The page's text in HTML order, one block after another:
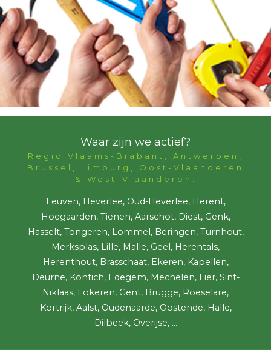
Waar zijn we actief?
Regio Vlaams-Brabant, Antwerpen,
Brussel, Limburg, Oost-Vlaanderen
& West-Vlaanderen:
Leuven, Heverlee, Oud-Heverlee, Herent,
Hoegaarden, Tienen, Aarschot, Diest, Genk,
Hasselt, Tongeren, Lommel, Beringen, Turnhout,
Merksplas, Lille, Malle, Geel, Herentals,
Herenthout, Brasschaat, Ekeren, Kapellen,
Deurne, Kontich, Edegem, Mechelen, Lier, Sint-
Niklaas, Lokeren, Gent, Brugge, Roeselare,
Kortrijk, Aalst, Oudenaarde, Oostende, Halle,
Dilbeek, Overijse, ...